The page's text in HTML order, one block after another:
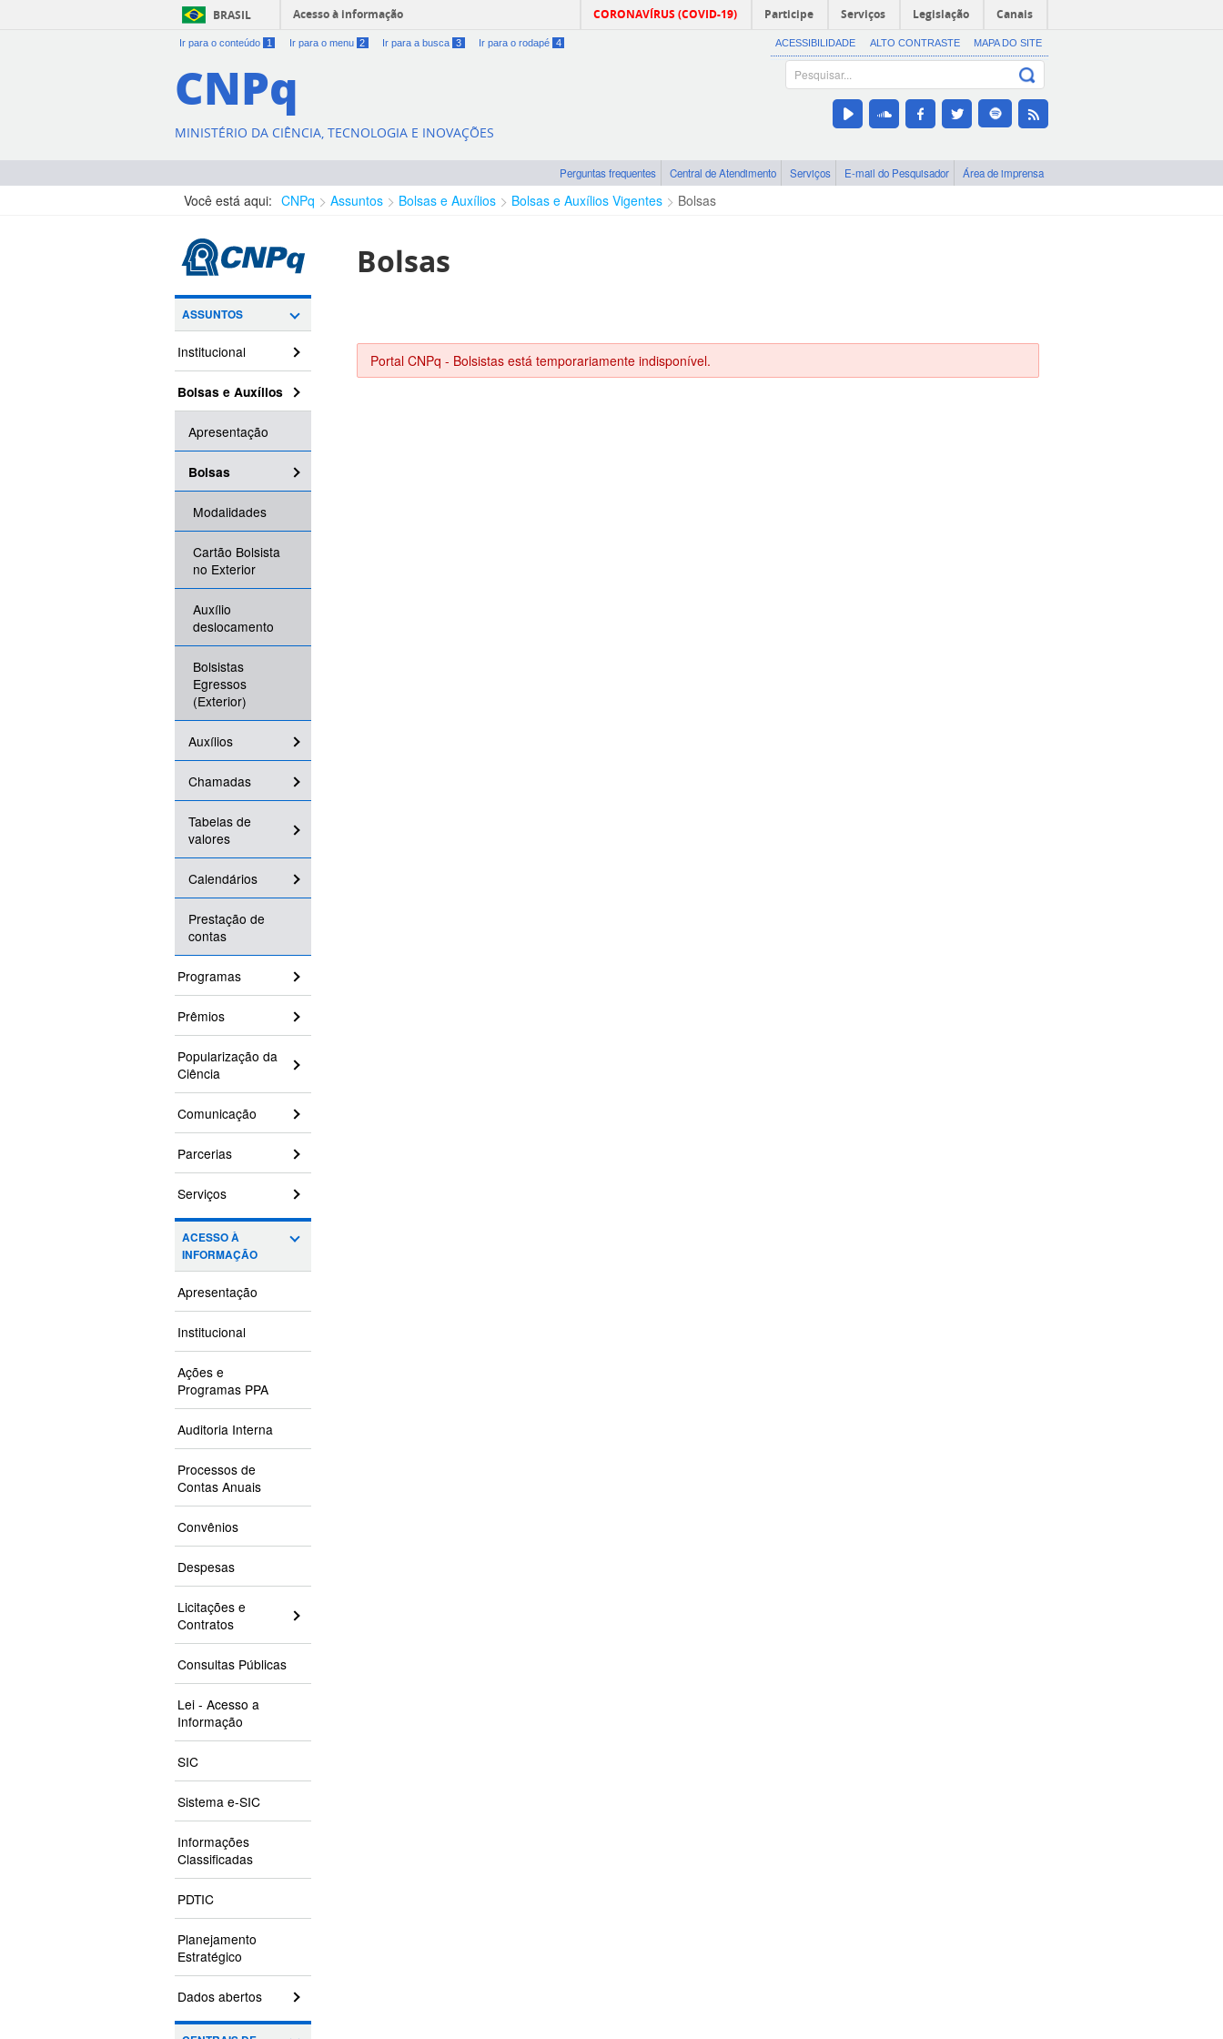
BRASIL Acesso à informação CORONAVÍRUS (COVID-19) Participe Serviços Legislação Canais
Ir para o conteúdo 1 Ir para o menu 2 Ir para a busca 3 Ir para o rodapé 4 ACESSIBILIDADE ALTO CONTRASTE MAPA DO SITE
CNPq
MINISTÉRIO DA CIÊNCIA, TECNOLOGIA E INOVAÇÕES
Perguntas frequentes Central de Atendimento Serviços E-mail do Pesquisador Área de imprensa
Você está aqui: CNPq Assuntos Bolsas e Auxílios Bolsas e Auxílios Vigentes Bolsas
ASSUNTOS
Institucional
Bolsas e Auxílios
Apresentação
Bolsas
Modalidades
Cartão Bolsista
no Exterior
Auxílio
deslocamento
Bolsistas
Egressos
(Exterior)
Auxílios
Chamadas
Tabelas de
valores
Calendários
Prestação de
contas
Programas
Prêmios
Popularização da
Ciência
Comunicação
Parcerias
Serviços
ACESSO À
INFORMAÇÃO
Apresentação
Institucional
Ações e
Programas PPA
Auditoria Interna
Processos de
Contas Anuais
Convênios
Despesas
Licitações e
Contratos
Consultas Públicas
Lei - Acesso a
Informação
SIC
Sistema e-SIC
Informações
Classificadas
PDTIC
Planejamento
Estratégico
Dados abertos
Bolsas
Portal CNPq - Bolsistas está temporariamente indisponível.